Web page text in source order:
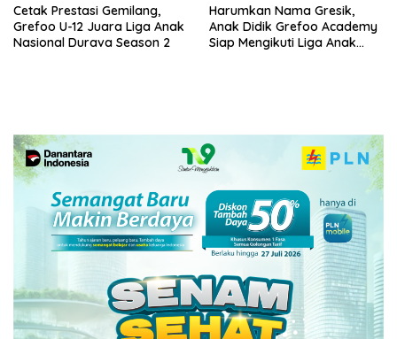
Cetak Prestasi Gemilang,
Grefoo U-12 Juara Liga Anak
Nasional Durava Season 2
Harumkan Nama Gresik,
Anak Didik Grefoo Academy
Siap Mengikuti Liga Anak